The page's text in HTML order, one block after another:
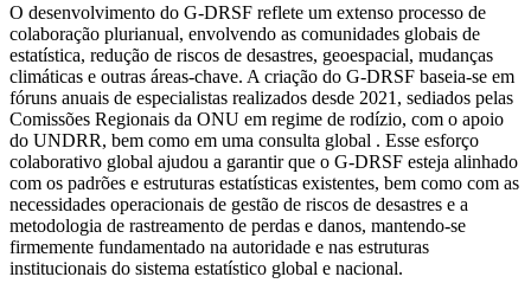
O desenvolvimento do G-DRSF reflete um extenso processo de
colaboração plurianual, envolvendo as comunidades globais de
estatística, redução de riscos de desastres, geoespacial, mudanças
climáticas e outras áreas-chave. A criação do G-DRSF baseia-se em
fóruns anuais de especialistas realizados desde 2021, sediados pelas
Comissões Regionais da ONU em regime de rodízio, com o apoio
do UNDRR, bem como em uma consulta global . Esse esforço
colaborativo global ajudou a garantir que o G-DRSF esteja alinhado
com os padrões e estruturas estatísticas existentes, bem como com as
necessidades operacionais de gestão de riscos de desastres e a
metodologia de rastreamento de perdas e danos, mantendo-se
firmemente fundamentado na autoridade e nas estruturas
institucionais do sistema estatístico global e nacional.